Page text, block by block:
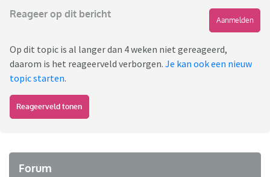
Reageer op dit bericht
Aanmelden
Op dit topic is al langer dan 4 weken niet gereageerd,
daarom is het reageerveld verborgen. Je kan ook een nieuw
topic starten.
Reageerveld tonen
Forum